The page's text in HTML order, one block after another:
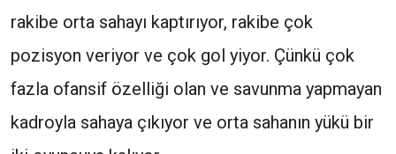
rakibe orta sahayı kaptırıyor, rakibe çok
pozisyon veriyor ve çok gol yiyor. Çünkü çok
fazla ofansif özelliği olan ve savunma yapmayan
kadroyla sahaya çıkıyor ve orta sahanın yükü bir